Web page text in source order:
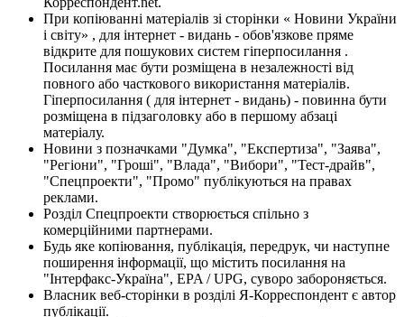
При копіюванні матеріалів зі сторінки « Новини України
і світу» , для інтернет - видань - обов'язкове пряме
відкрите для пошукових систем гіперпосилання .
Посилання має бути розміщена в незалежності від
повного або часткового використання матеріалів.
Гіперпосилання ( для інтернет - видань) - повинна бути
розміщена в підзаголовку або в першому абзаці
матеріалу.
Новини з позначками "Думка", "Експертиза", "Заява",
"Регіони", "Гроші", "Влада", "Вибори", "Тест-драйв",
"Спецпроекти", "Промо" публікуються на правах
реклами.
Розділ Спецпроекти створюється спільно з
комерційними партнерами.
Будь яке копіювання, публікація, передрук, чи наступне
поширення інформації, що містить посилання на
"Інтерфакс-Україна", EPA / UPG, суворо забороняється.
Власник веб-сторінки в розділі Я-Корреспондент є автор
публікації.